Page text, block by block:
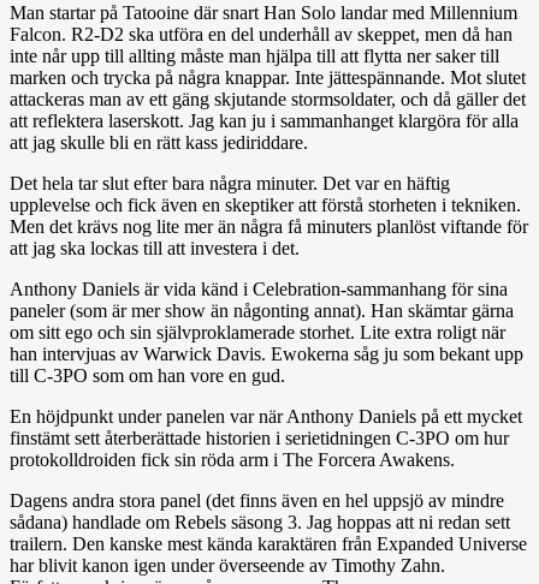
Man startar på Tatooine där snart Han Solo landar med Millennium
Falcon. R2-D2 ska utföra en del underhåll av skeppet, men då han
inte når upp till allting måste man hjälpa till att flytta ner saker till
marken och trycka på några knappar. Inte jättespännande. Mot slutet
attackeras man av ett gäng skjutande stormsoldater, och då gäller det
att reflektera laserskott. Jag kan ju i sammanhanget klargöra för alla
att jag skulle bli en rätt kass jediriddare.
Det hela tar slut efter bara några minuter. Det var en häftig
upplevelse och fick även en skeptiker att förstå storheten i tekniken.
Men det krävs nog lite mer än några få minuters planlöst viftande för
att jag ska lockas till att investera i det.
Anthony Daniels är vida känd i Celebration-sammanhang för sina
paneler (som är mer show än någonting annat). Han skämtar gärna
om sitt ego och sin självproklamerade storhet. Lite extra roligt när
han intervjuas av Warwick Davis. Ewokerna såg ju som bekant upp
till C-3PO som om han vore en gud.
En höjdpunkt under panelen var när Anthony Daniels på ett mycket
finstämt sett återberättade historien i serietidningen C-3PO om hur
protokolldroiden fick sin röda arm i The Forcera Awakens.
Dagens andra stora panel (det finns även en hel uppsjö av mindre
sådana) handlade om Rebels säsong 3. Jag hoppas att ni redan sett
trailern. Den kanske mest kända karaktären från Expanded Universe
har blivit kanon igen under överseende av Timothy Zahn.